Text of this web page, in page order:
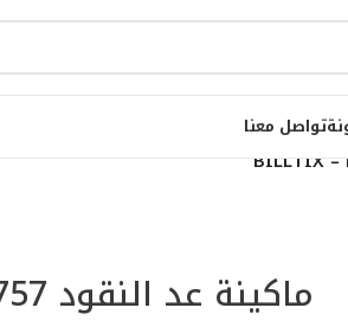
تواصل معنا
ماكينة عد النقود BILLTIX – BX757